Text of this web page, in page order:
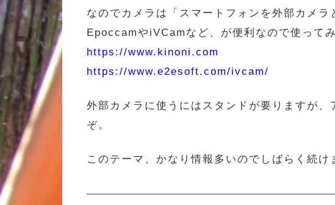
なのでカメラは「スマートフォンを外部カメラ
EpoccamやiVCamなど、が便利なので使ってみ
https://www.kinoni.com
https://www.e2esoft.com/ivcam/
外部カメラに使うにはスタンドが要りますが
ぞ。
このテーマ、かなり情報多いのでしばらく続け